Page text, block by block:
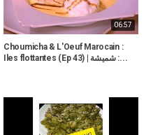
06:57
Choumicha & L'Oeuf Marocain :
Iles flottantes (Ep 43) | شميشة :...